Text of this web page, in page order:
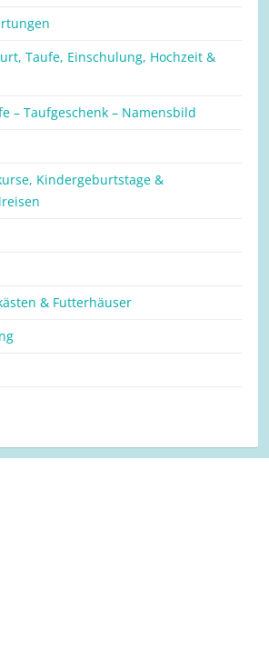
Taufe, Einschulung, Hochzeit &
– Taufgeschenk – Namensbild
Kindergeburtstage &
& Futterhäuser